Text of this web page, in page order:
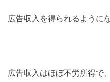
広告収入を得られるように
広告収入はほぼ不労所得で